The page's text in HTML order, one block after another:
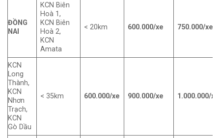
ĐỒNG
NAI
KCN Biên
Hoà 1,
KCN Biên
Hoà 2,
KCN
Amata
< 20km 600.000/xe 750.000/xe
KCN
Long
Thành,
KCN
Nhơn
Trạch,
KCN
Gò Dầu
< 35km 600.000/xe 900.000/xe 1.000.000/xe